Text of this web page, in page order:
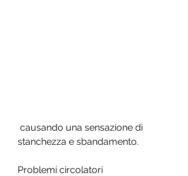
stanchezza e sbandamento.
Problemi circolatori